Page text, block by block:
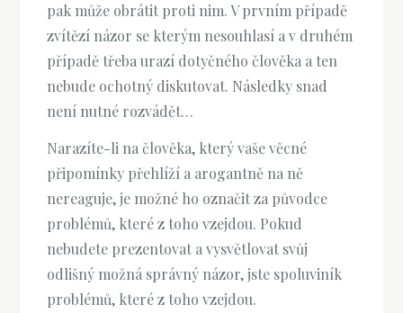
pak může obrátit proti nim. V prvním případě
zvítězí názor se kterým nesouhlasí a v druhém
případě třeba urazí dotyčného člověka a ten
nebude ochotný diskutovat. Následky snad
není nutné rozvádět…
Narazíte-li na člověka, který vaše věcné
připomínky přehlíží a arogantně na ně
nereaguje, je možné ho označit za původce
problémů, které z toho vzejdou. Pokud
nebudete prezentovat a vysvětlovat svůj
odlišný možná správný názor, jste spoluviník
problémů, které z toho vzejdou.